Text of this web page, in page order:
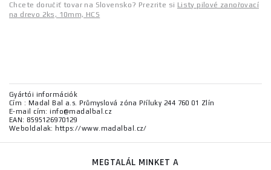
Chcete doručiť tovar na Slovensko? Prezrite si Listy pilové zanořovací
na drevo 2ks, 10mm, HCS
Gyártói információk
Cím : Madal Bal a.s. Průmyslová zóna Příluky 244 760 01 Zlín
E-mail cím: info@madalbal.cz
EAN: 8595126970129
Weboldalak: https://www.madalbal.cz/
MEGTALÁL MINKET A